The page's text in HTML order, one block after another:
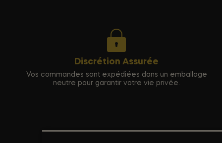
Discrétion Assurée
Vos commandes sont expédiées dans un emballage
neutre pour garantir votre vie privée.